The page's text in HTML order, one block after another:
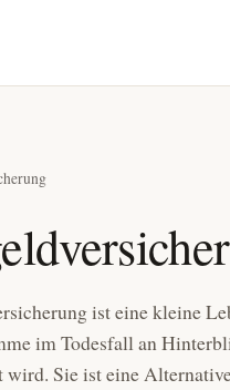
ist eine kleine
im Todesfall an
wird. Sie ist eine